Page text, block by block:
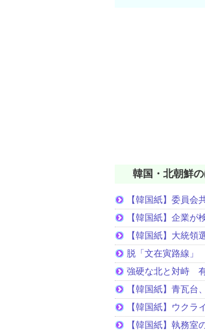
韓国・北朝鮮
【韓国紙】委員会
【韓国紙】企業
【韓国紙】大統領
脱「文在寅路線」
強硬な北と対峙
【韓国紙】青瓦台
【韓国紙】ウク
【韓国紙】執務